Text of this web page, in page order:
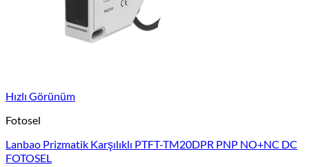
Hızlı Görünüm
Fotosel
Lanbao Prizmatik Karşılıklı PTFT-TM20DPR PNP NO+NC DC
FOTOSEL